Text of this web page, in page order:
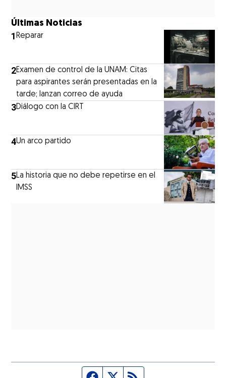
Últimas Noticias
1Reparar
2Examen de control de la UNAM: Citas
para aspirantes serán presentadas en la
tarde; lanzan correo de ayuda
3Diálogo con la CIRT
4Un arco partido
5La historia que no debe repetirse en el
IMSS